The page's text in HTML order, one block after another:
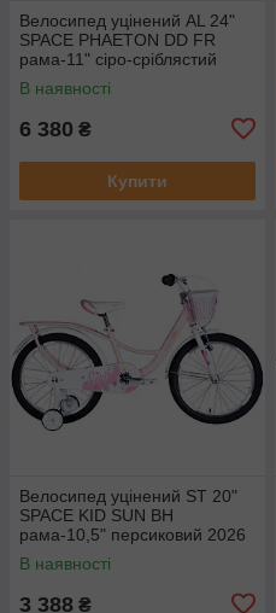
Велосипед уцінений AL 24"
SPACE PHAETON DD FR
рама-11" сіро-сріблястий
2026
В наявності
6 380 ₴
Купити
Велосипед уцінений ST 20"
SPACE KID SUN BH
рама-10,5" персиковий 2026
В наявності
3 388 ₴